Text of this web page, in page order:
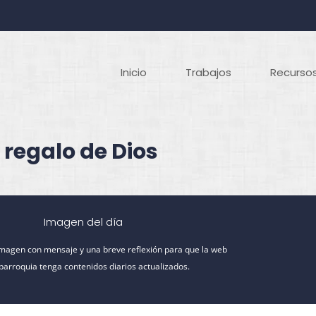
de Dios
Inicio Trabajos
Imagen del día
con mensaje y una breve reflexión para que la web
tenga contenidos diarios actualizados.